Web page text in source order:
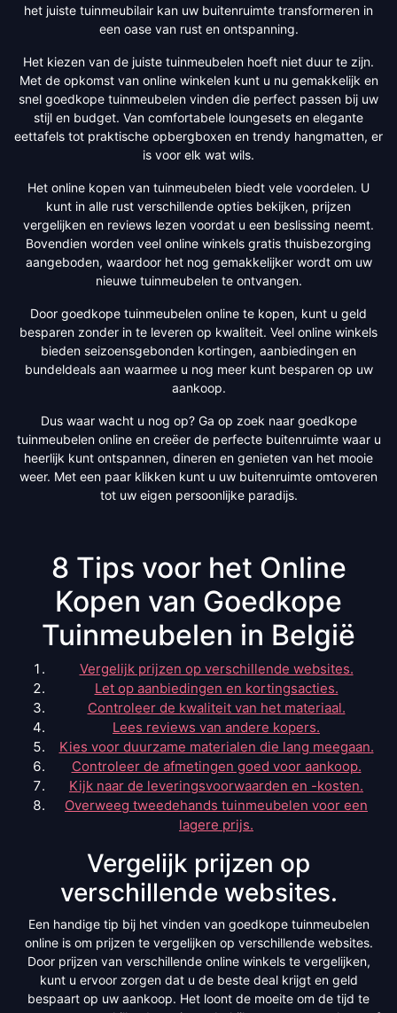
het juiste tuinmeubilair kan uw buitenruimte transformeren in
een oase van rust en ontspanning.
Het kiezen van de juiste tuinmeubelen hoeft niet duur te zijn.
Met de opkomst van online winkelen kunt u nu gemakkelijk en
snel goedkope tuinmeubelen vinden die perfect passen bij uw
stijl en budget. Van comfortabele loungesets en elegante
eettafels tot praktische opbergboxen en trendy hangmatten, er
is voor elk wat wils.
Het online kopen van tuinmeubelen biedt vele voordelen. U
kunt in alle rust verschillende opties bekijken, prijzen
vergelijken en reviews lezen voordat u een beslissing neemt.
Bovendien worden veel online winkels gratis thuisbezorging
aangeboden, waardoor het nog gemakkelijker wordt om uw
nieuwe tuinmeubelen te ontvangen.
Door goedkope tuinmeubelen online te kopen, kunt u geld
besparen zonder in te leveren op kwaliteit. Veel online winkels
bieden seizoensgebonden kortingen, aanbiedingen en
bundeldeals aan waarmee u nog meer kunt besparen op uw
aankoop.
Dus waar wacht u nog op? Ga op zoek naar goedkope
tuinmeubelen online en creëer de perfecte buitenruimte waar u
heerlijk kunt ontspannen, dineren en genieten van het mooie
weer. Met een paar klikken kunt u uw buitenruimte omtoveren
tot uw eigen persoonlijke paradijs.
8 Tips voor het Online
Kopen van Goedkope
Tuinmeubelen in België
Vergelijk prijzen op verschillende websites.
Let op aanbiedingen en kortingsacties.
Controleer de kwaliteit van het materiaal.
Lees reviews van andere kopers.
Kies voor duurzame materialen die lang meegaan.
Controleer de afmetingen goed voor aankoop.
Kijk naar de leveringsvoorwaarden en -kosten.
Overweeg tweedehands tuinmeubelen voor een
lagere prijs.
Vergelijk prijzen op
verschillende websites.
Een handige tip bij het vinden van goedkope tuinmeubelen
online is om prijzen te vergelijken op verschillende websites.
Door prijzen van verschillende online winkels te vergelijken,
kunt u ervoor zorgen dat u de beste deal krijgt en geld
bespaart op uw aankoop. Het loont de moeite om de tijd te